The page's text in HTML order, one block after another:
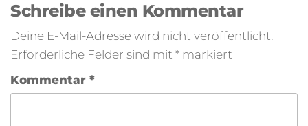
Schreibe einen Kommentar
Deine E-Mail-Adresse wird nicht veröffentlicht.
Erforderliche Felder sind mit * markiert
Kommentar *